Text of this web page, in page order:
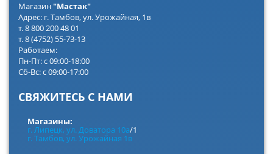
Магазин"Мастак"
Адрес: г. Тамбов, ул. Урожайная, 1в
т. 8 800 200 48 01
т. 8 (4752) 55-73-13
Работаем:
Пн-Пт: с 09:00-18:00
Сб-Вс: с 09:00-17:00
СВЯЖИТЕСЬ С НАМИ
Магазины:
г. Липецк, ул. Доватора 10а/1
г. Тамбов, ул. Урожайная 1в